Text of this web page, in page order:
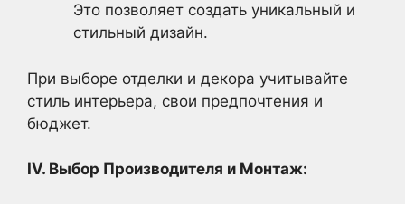
Это позволяет создать уникальный и
стильный дизайн.
При выборе отделки и декора учитывайте
стиль интерьера, свои предпочтения и
бюджет.
IV. Выбор Производителя и Монтаж: